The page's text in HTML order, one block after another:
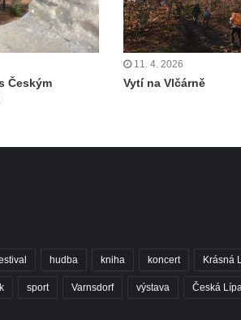
Českým
11. 4. 2026
Vytí na Vlčárně
hudba kniha koncert Krásná
sport Varnsdorf výstava Česká